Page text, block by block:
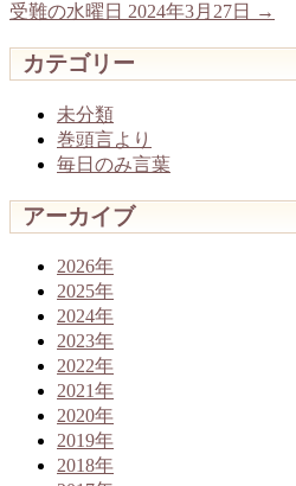
受難の水曜日 2024年3月27日
→
カテゴリー
未分類
巻頭言より
毎日のみ言葉
アーカイブ
2026年
2025年
2024年
2023年
2022年
2021年
2020年
2019年
2018年